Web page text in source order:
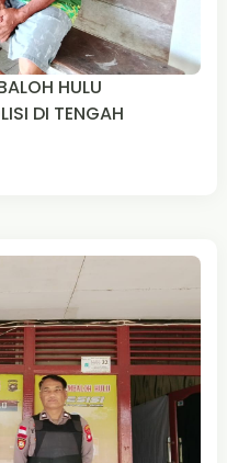
HULU
DI TENGAH